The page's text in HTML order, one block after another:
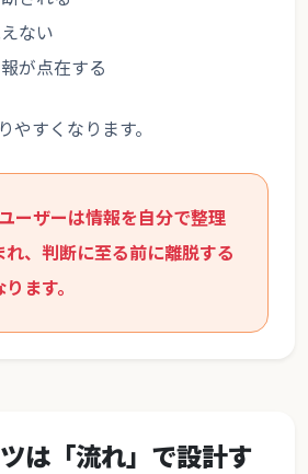
ない
が点在する
やすくなります。
ーザーは情報を自分で整理
れ、判断に至る前に離脱する
ます。
は「流れ」で設計す